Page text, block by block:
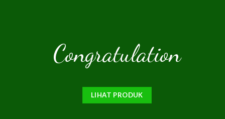
Congratulation
LIHAT PRODUK